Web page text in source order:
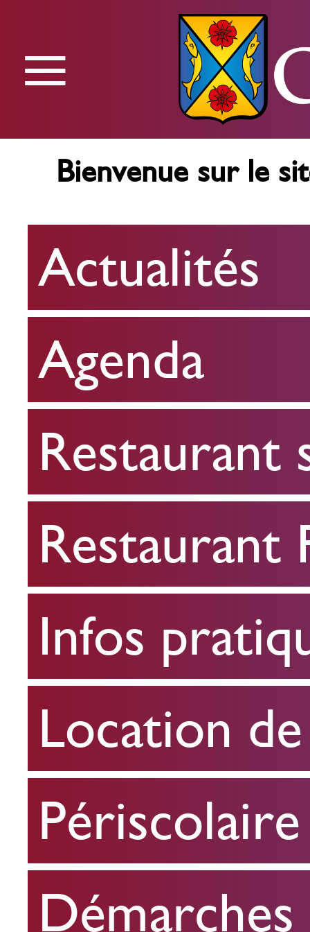
Menu
Actualités
Agenda
Restaurant
scolaire
Restaurant
FPA
Infos
pratiques
Location
de
salle
Périscolaire
≡
Bienvenue sur le
Actualités
Agenda
Restaurant
Restaurant
Infos
Location
Périscolaire